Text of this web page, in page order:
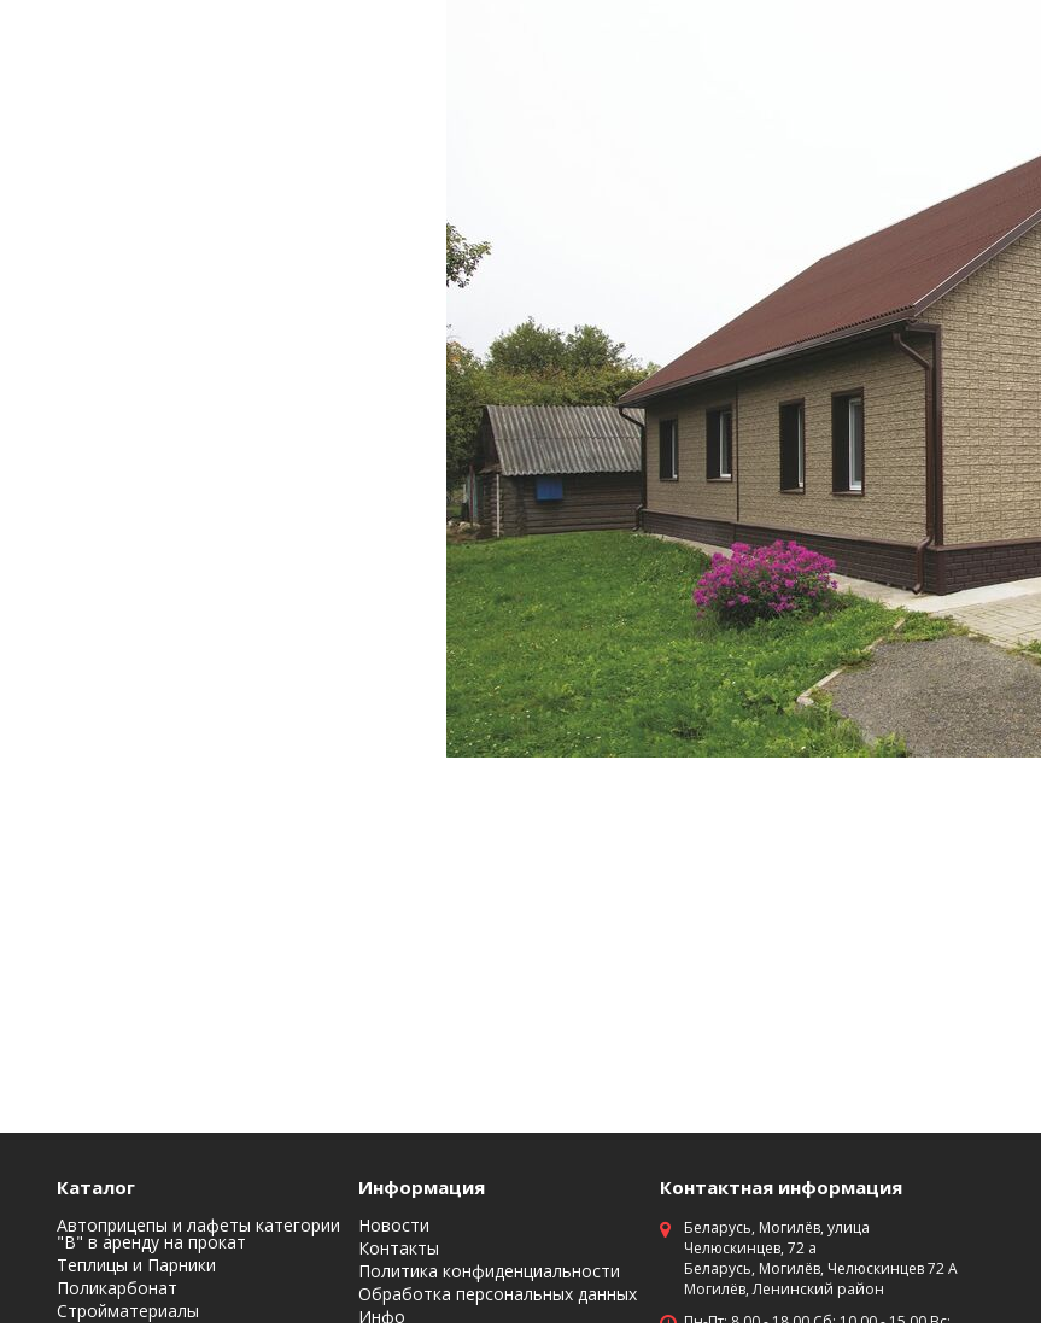
Каталог
Автоприцепы и лафеты категории
"B" в аренду на прокат
Теплицы и Парники
Поликарбонат
Стройматериалы
Информация
Новости
Контакты
Политика конфиденциальности
Обработка персональных данных
Инфо
Контактная информация
Беларусь, Могилёв, улица
Челюскинцев, 72 а
Беларусь, Могилёв, Челюскинцев 72 А
Могилёв, Ленинский район
Пн-Пт: 8 00 - 18 00 Сб: 10 00 - 15 00 Вс: